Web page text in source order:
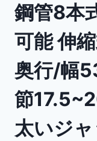
鋼管8本
可能 伸
奥行/幅
節
太いジ